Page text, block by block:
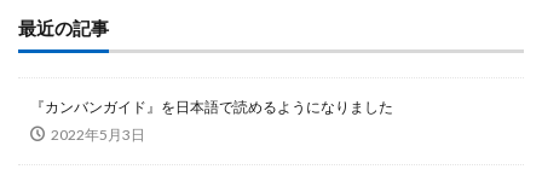
最近の記事
『カンバンガイド』を日本語で読めるようになりました
2022年5月3日